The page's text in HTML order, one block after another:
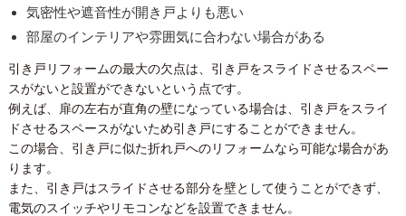
気密性や遮音性が開き戸よりも悪い
部屋のインテリアや雰囲気に合わない場合がある
引き戸リフォームの最大の欠点は、引き戸をスライドさせるスペー
スがないと設置ができないという点です。
例えば、扉の左右が直角の壁になっている場合は、引き戸をスライ
ドさせるスペースがないため引き戸にすることができません。
この場合、引き戸に似た折れ戸へのリフォームなら可能な場合があ
ります。
また、引き戸はスライドさせる部分を壁として使うことができず、
電気のスイッチやリモコンなどを設置できません。